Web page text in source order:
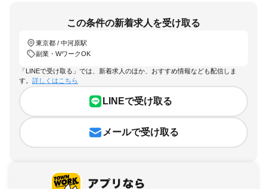
この条件の新着求人を受け取る
東京都 / 中河原駅
副業・WワークOK
「LINEで受け取る」では、新着求人のほか、おすすめ情報なども配信しま
す。 詳しくはこちら
LINEで受け取る
メールで受け取る